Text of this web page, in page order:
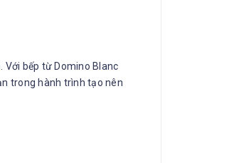
. Với bếp từ Domino Blanc
trong hành trình tạo nên